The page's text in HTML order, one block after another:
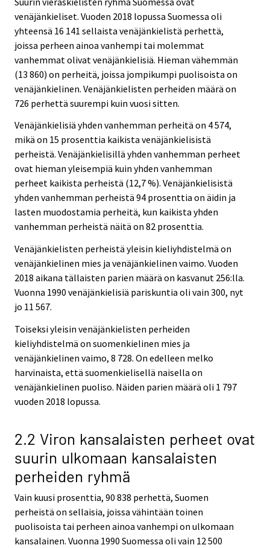
venäjänkieliset. Vuoden 2018 lopussa Suomessa oli
yhteensä 16 141 sellaista venäjänkielistä perhettä,
joissa perheen ainoa vanhempi tai molemmat
vanhemmat olivat venäjänkielisiä. Hieman vähemmän
(13 860) on perheitä, joissa jompikumpi puolisoista on
venäjänkielinen. Venäjänkielisten perheiden määrä on
726 perhettä suurempi kuin vuosi sitten.
Venäjänkielisiä yhden vanhemman perheitä on 4 574,
mikä on 15 prosenttia kaikista venäjänkielisistä
perheistä. Venäjänkielisillä yhden vanhemman perheet
ovat hieman yleisempiä kuin yhden vanhemman
perheet kaikista perheistä (12,7 %). Venäjänkielisistä
yhden vanhemman perheistä 94 prosenttia on äidin ja
lasten muodostamia perheitä, kun kaikista yhden
vanhemman perheistä näitä on 82 prosenttia.
Venäjänkielisten perheistä yleisin kieliyhdistelmä on
venäjänkielinen mies ja venäjänkielinen vaimo. Vuoden
2018 aikana tällaisten parien määrä on kasvanut 256:lla.
Vuonna 1990 venäjänkielisiä pariskuntia oli vain 300, nyt
jo 11 567.
Toiseksi yleisin venäjänkielisten perheiden
kieliyhdistelmä on suomenkielinen mies ja
venäjänkielinen vaimo, 8 728. On edelleen melko
harvinaista, että suomenkielisellä naisella on
venäjänkielinen puoliso. Näiden parien määrä oli 1 797
vuoden 2018 lopussa.
2.2 Viron kansalaisten perheet ovat
suurin ulkomaan kansalaisten
perheiden ryhmä
Vain kuusi prosenttia, 90 838 perhettä, Suomen
perheistä on sellaisia, joissa vähintään toinen
puolisoista tai perheen ainoa vanhempi on ulkomaan
kansalainen. Vuonna 1990 Suomessa oli vain 12 500